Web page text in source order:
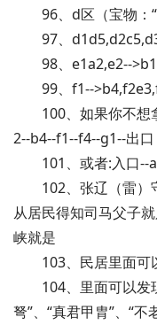
96、d区（宝物：“
97、
98、e1a2,e2--
99、f1--
100、如果你不想
2--b4--f1--f4--g1--出口
101、或者:入口--
102、张辽（雷）
从居民得知司马父子
峡就是
103、民居里面可
104、里面可以发
弩”、“真君甲胄”、“不